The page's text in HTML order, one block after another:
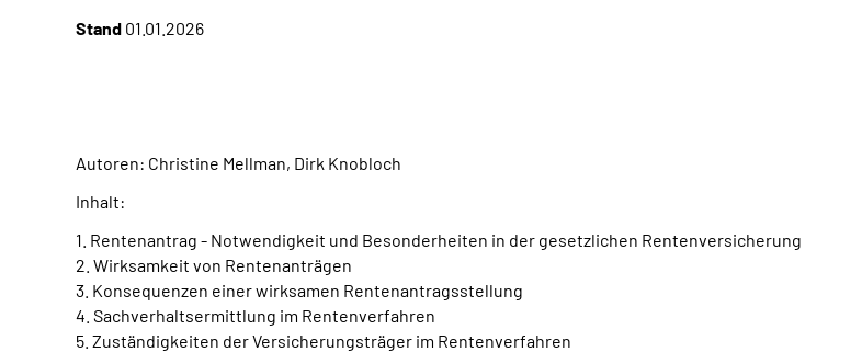
Stand 01.01.2026
Autoren: Christine Mellman, Dirk Knobloch
Inhalt:
1. Rentenantrag - Notwendigkeit und Besonderheiten in der gesetzlichen Rentenversicherung
2. Wirksamkeit von Rentenanträgen
3. Konsequenzen einer wirksamen Rentenantragsstellung
4. Sachverhaltsermittlung im Rentenverfahren
5. Zuständigkeiten der Versicherungsträger im Rentenverfahren